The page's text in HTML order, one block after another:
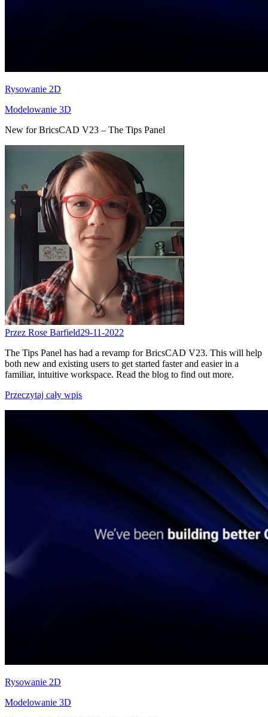
Rysowanie 2D
Modelowanie 3D
New for BricsCAD V23 – The Tips Panel
Przez Rose Barfield29-11-2022
The Tips Panel has had a revamp for BricsCAD V23. This will help
both new and existing users to get started faster and easier in a
familiar, intuitive workspace. Read the blog to find out more.
Przeczytaj cały wpis
Rysowanie 2D
Modelowanie 3D